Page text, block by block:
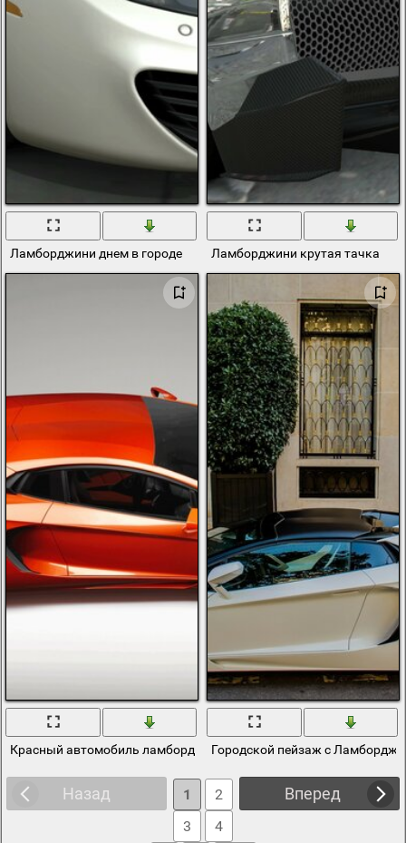
Ламборджини днем в городе Ламборджини крутая тачка
Красный автомобиль ламборджини вид сверху
Городской пейзаж с
Назад Вперед
1
2
3
4